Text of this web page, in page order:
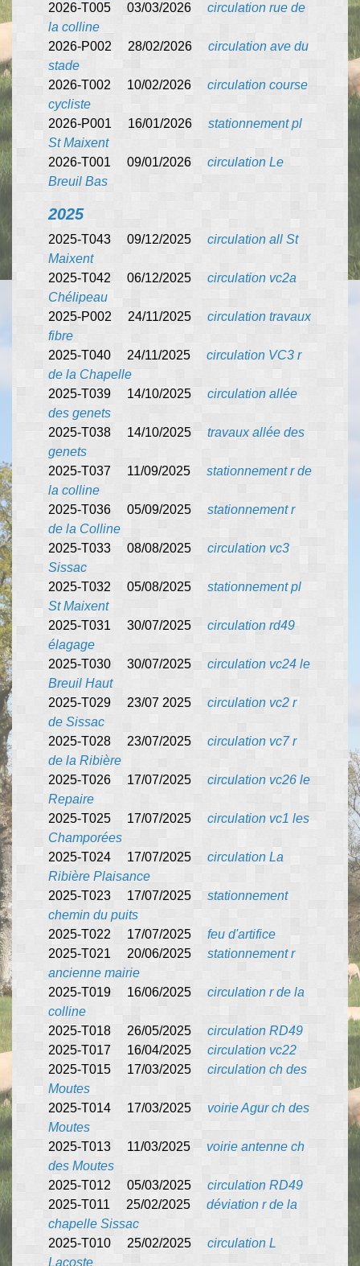
2026-T005 03/03/2026 circulation rue de
la colline
2026-P002 28/02/2026 circulation ave du
stade
2026-T002 10/02/2026 circulation course
cycliste
2026-P001 16/01/2026 stationnement pl
St Maixent
2026-T001 09/01/2026 circulation Le
Breuil Bas
2025
2025-T043 09/12/2025 circulation all St
Maixent
2025-T042 06/12/2025 circulation vc2a
Chélipeau
2025-P002 24/11/2025 circulation travaux
fibre
2025-T040 24/11/2025 circulation VC3 r
de la Chapelle
2025-T039 14/10/2025 circulation allée
des genets
2025-T038 14/10/2025 travaux allée des
genets
2025-T037 11/09/2025 stationnement r de
la colline
2025-T036 05/09/2025 stationnement r
de la Colline
2025-T033 08/08/2025 circulation vc3
Sissac
2025-T032 05/08/2025 stationnement pl
St Maixent
2025-T031 30/07/2025 circulation rd49
élagage
2025-T030 30/07/2025 circulation vc24 le
Breuil Haut
2025-T029 23/07 2025 circulation vc2 r
de Sissac
2025-T028 23/07/2025 circulation vc7 r
de la Ribière
2025-T026 17/07/2025 circulation vc26 le
Repaire
2025-T025 17/07/2025 circulation vc1 les
Champorées
2025-T024 17/07/2025 circulation La
Ribière Plaisance
2025-T023 17/07/2025 stationnement
chemin du puits
2025-T022 17/07/2025 feu d'artifice
2025-T021 20/06/2025 stationnement r
ancienne mairie
2025-T019 16/06/2025 circulation r de la
colline
2025-T018 26/05/2025 circulation RD49
2025-T017 16/04/2025 circulation vc22
2025-T015 17/03/2025 circulation ch des
Moutes
2025-T014 17/03/2025 voirie Agur ch des
Moutes
2025-T013 11/03/2025 voirie antenne ch
des Moutes
2025-T012 05/03/2025 circulation RD49
2025-T011 25/02/2025 déviation r de la
chapelle Sissac
2025-T010 25/02/2025 circulation L
Lacoste